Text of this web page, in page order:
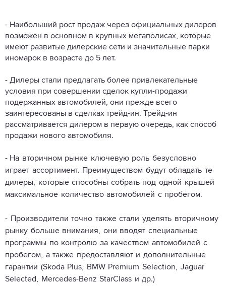
- Наибольший рост продаж через официальных дилеров
возможен в основном в крупных мегаполисах, которые
имеют развитые дилерские сети и значительные парки
иномарок в возрасте до 5 лет.
- Дилеры стали предлагать более привлекательные
условия при совершении сделок купли-продажи
подержанных автомобилей, они прежде всего
заинтересованы в сделках трейд-ин. Трейд-ин
рассматривается дилером в первую очередь, как способ
продажи нового автомобиля.
- На вторичном рынке ключевую роль безусловно
играет ассортимент. Преимуществом будут обладать те
дилеры, которые способны собрать под одной крышей
максимальное количество автомобилей с пробегом.
- Производители точно также стали уделять вторичному
рынку больше внимания, они вводят специальные
программы по контролю за качеством автомобилей с
пробегом, а также предоставляют и дополнительные
гарантии (Skoda Plus, BMW Premium Selection, Jaguar
Selected, Mercedes-Benz StarClass и др.)